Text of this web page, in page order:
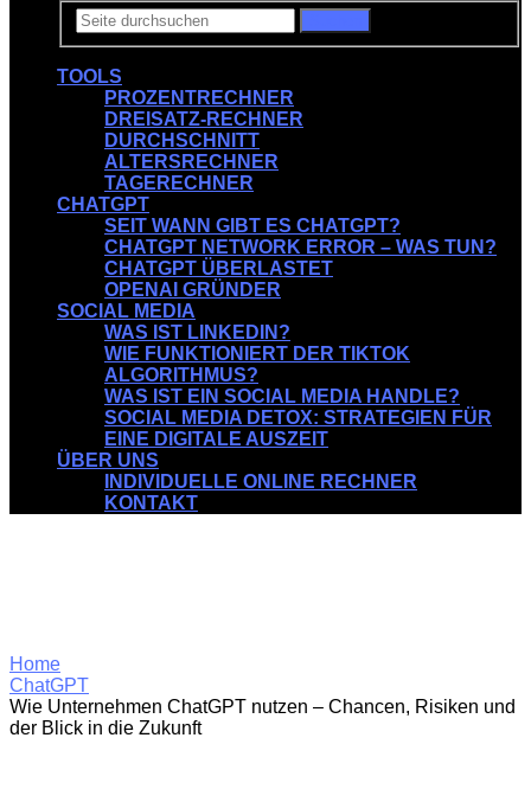
TOOLS
PROZENTRECHNER
DREISATZ-RECHNER
DURCHSCHNITT
ALTERSRECHNER
TAGERECHNER
CHATGPT
SEIT WANN GIBT ES CHATGPT?
CHATGPT NETWORK ERROR – WAS TUN?
CHATGPT ÜBERLASTET
OPENAI GRÜNDER
SOCIAL MEDIA
WAS IST LINKEDIN?
WIE FUNKTIONIERT DER TIKTOK
ALGORITHMUS?
WAS IST EIN SOCIAL MEDIA HANDLE?
SOCIAL MEDIA DETOX: STRATEGIEN FÜR
EINE DIGITALE AUSZEIT
ÜBER UNS
INDIVIDUELLE ONLINE RECHNER
KONTAKT
Home
ChatGPT
Wie Unternehmen ChatGPT nutzen – Chancen, Risiken und
der Blick in die Zukunft